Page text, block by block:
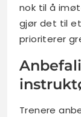
nok til å
gjør det til
prioriterer
Trenere